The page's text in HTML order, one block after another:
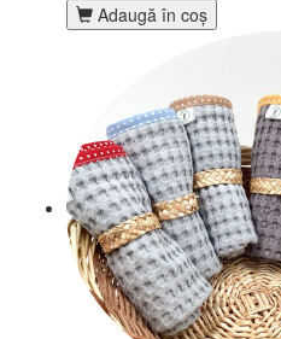
Adaugă în coş